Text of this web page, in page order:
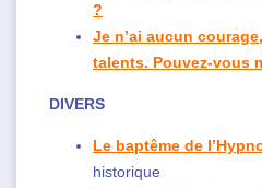
?
Je n’ai aucun
talents. Pouvez-vous
DIVERS
Le baptême de
historique